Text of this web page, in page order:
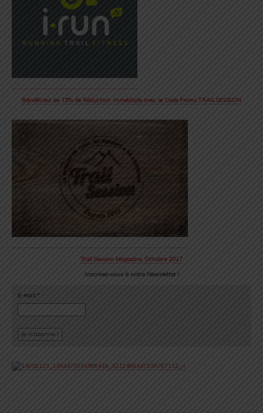
Bénéficiez de 15% de Réduction Immédiate avec le Code Promo TRAILSESSION
Trail Session Magazine, Octobre 2017
Inscrivez-vous à notre Newsletter !
E-mail *